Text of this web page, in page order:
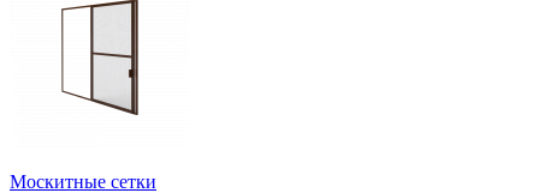
Москитные сетки